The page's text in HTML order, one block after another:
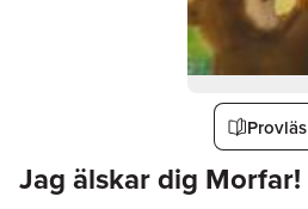
Provläs
Jag älskar dig Morfar!